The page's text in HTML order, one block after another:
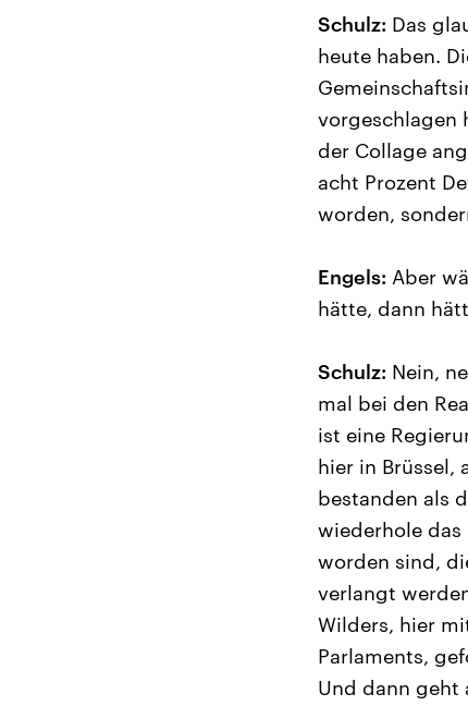
Schulz: Das
heute haben.
vorgeschlagen
der Collage
acht Prozent
worden,
Engels: Aber
hätte, dann
Schulz: Nein,
mal bei den
ist eine
hier in Brüssel,
bestanden als
wiederhole das
worden sind,
verlangt
Wilders, hier
Parlaments,
Und dann geht